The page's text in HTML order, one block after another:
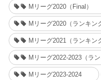
Mリーグ2020（Final）
Mリーグ2020（ランキン
Mリーグ2021（ランキン
Mリーグ2022-2023（ラン
Mリーグ2023-2024